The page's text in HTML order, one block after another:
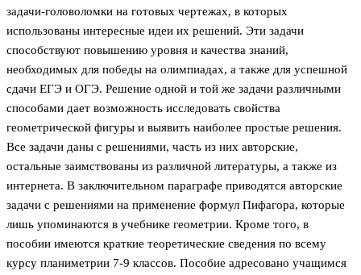
задачи-головоломки на готовых чертежах, в которых
использованы интересные идеи их решений. Эти задачи
способствуют повышению уровня и качества знаний,
необходимых для победы на олимпиадах, а также для успешной
сдачи ЕГЭ и ОГЭ. Решение одной и той же задачи различными
способами дает возможность исследовать свойства
геометрической фигуры и выявить наиболее простые решения.
Все задачи даны с решениями, часть из них авторские,
остальные заимствованы из различной литературы, а также из
интернета. В заключительном параграфе приводятся авторские
задачи с решениями на применение формул Пифагора, которые
лишь упоминаются в учебнике геометрии. Кроме того, в
пособии имеются краткие теоретические сведения по всему
курсу планиметрии 7-9 классов. Пособие адресовано учащимся